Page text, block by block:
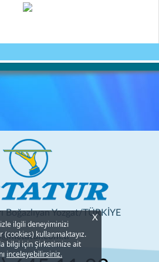
Boğazlıyan Yozgat/TÜRKİYE
X
ilgili deneyiminizi
(cookies) kullanmaktayız.
bilgi için Şirketimize ait
inceleyebilirsiniz.